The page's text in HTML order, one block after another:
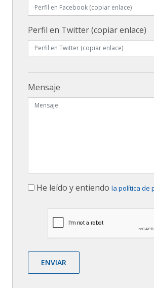
Perfil en Twitter (copiar enlace)
Mensaje
He leído y entiendo la política de
ENVIAR